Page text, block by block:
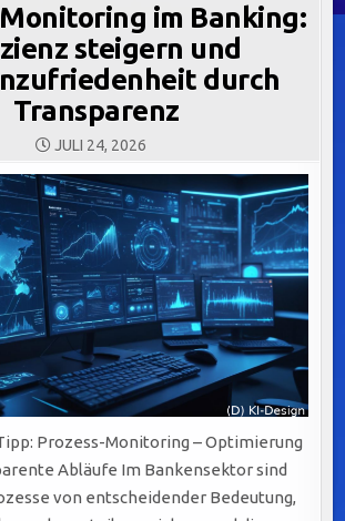
im Banking:
steigern und
durch
Transparenz
JULI 24, 2026
Prozess-Monitoring – Optimierung
Abläufe Im Bankensektor sind
von entscheidender Bedeutung,